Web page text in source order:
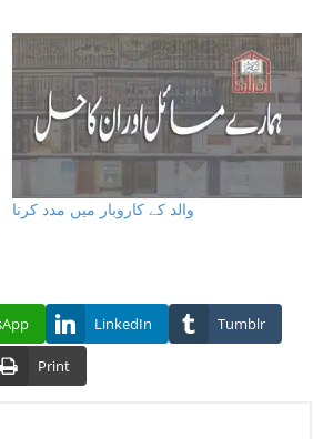
والد کے کاروبار میں مدد کرنا
LinkedIn Tumblr
Print